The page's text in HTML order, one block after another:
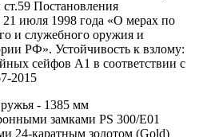
ст.59 Постановления
июля 1998 года «О мерах по
и служебного оружия и
РФ». Устойчивость к взлому:
сейфов А1 в соответствии с
2015
- 1385 мм
замками PS 300/E01
каратным золотом (Gold)